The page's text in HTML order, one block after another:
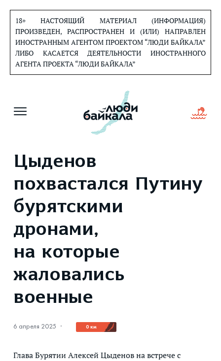
содержанию
18+ НАСТОЯЩИЙ МАТЕРИАЛ (ИНФОРМАЦИЯ)
ПРОИЗВЕДЕН, РАСПРОСТРАНЕН И (ИЛИ) НАПРАВЛЕН
ИНОСТРАННЫМ АГЕНТОМ ПРОЕКТОМ “ЛЮДИ БАЙКАЛА”
ЛИБО КАСАЕТСЯ ДЕЯТЕЛЬНОСТИ ИНОСТРАННОГО
АГЕНТА ПРОЕКТА “ЛЮДИ БАЙКАЛА”
Цыденов
похвастался Путину
бурятскими
дронами,
на которые
жаловались
военные
6 апреля 2025 · 0 км
Глава Бурятии Алексей Цыденов на встрече с